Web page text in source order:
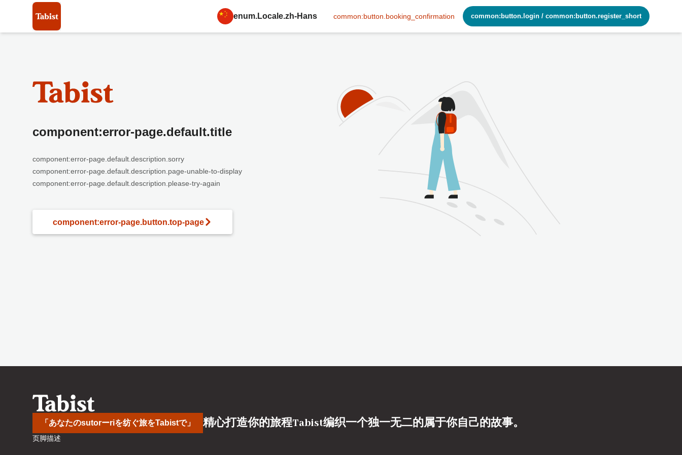
enum.Locale.zh-Hans common:button.booking_confirmation common:button.login / common:button.register_short
component:error-page.default.title
component:error-page.default.description.sorry
component:error-page.default.description.page-unable-to-display
component:error-page.default.description.please-try-again
component:error-page.button.top-page
「あなたのsutorーriを纺ぐ旅をTabistで」 精心打造你的旅程Tabist编织一个独一无二的属于你自己的故事。
页脚描述